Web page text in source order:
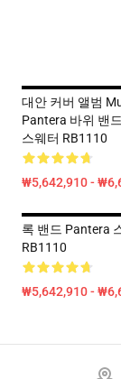
대안 커버 앨범
Pantera 바위 밴
스웨터 RB1110
₩5,642,910 -
록 밴드 Pantera
RB1110
₩5,642,910 -